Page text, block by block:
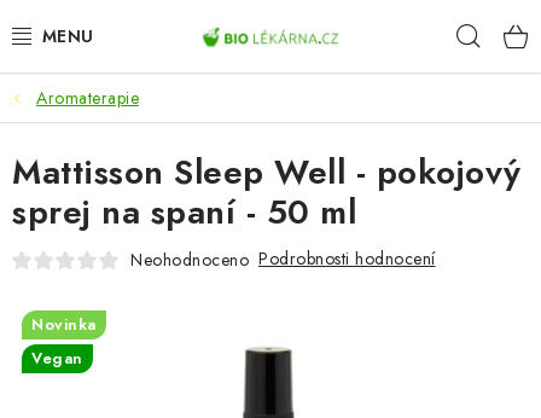
na
AKCE
DOPLŇKY STRAVY
PŘÍRODNÍ KOSMETIKA
ZDRAVÉ POTRAVINY
Aromaterapie
Mattisson Sleep Well - pokojový
sprej na spaní - 50 ml
Neohodnoceno Podrobnosti hodnocení
Novinka
Vegan